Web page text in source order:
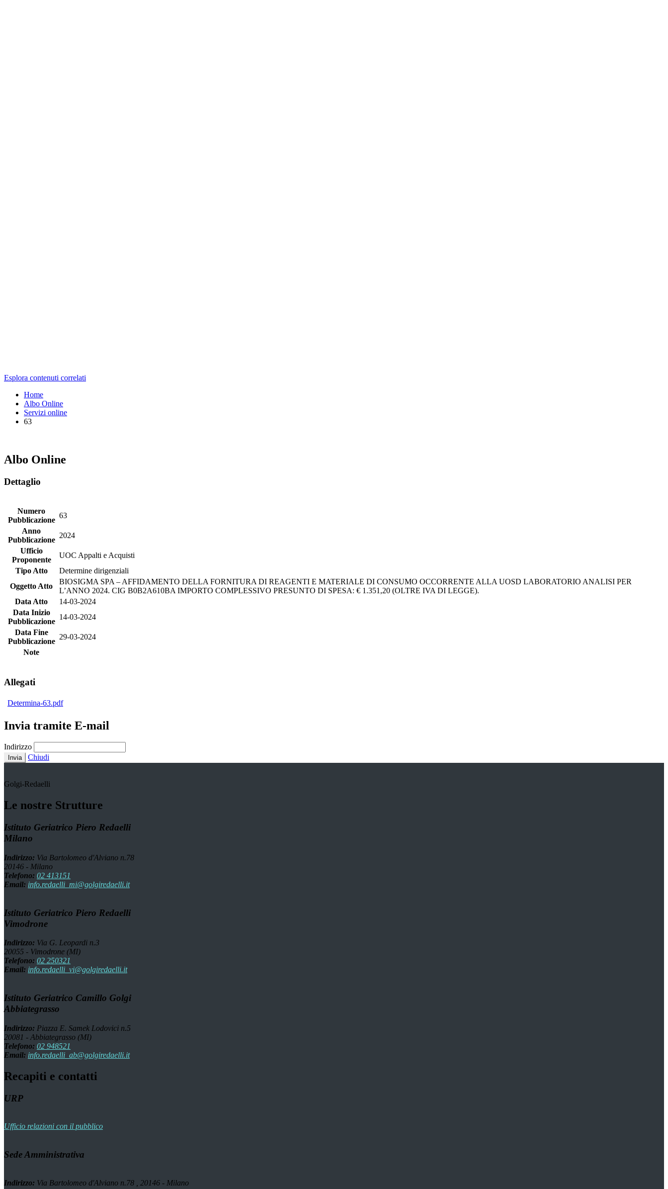
Esplora contenuti correlati
Home
Albo Online
Servizi online
63
Albo Online
Dettaglio
Numero
Pubblicazione
63
Anno
Pubblicazione
2024
Ufficio
Proponente
UOC Appalti e Acquisti
Tipo Atto
Determine dirigenziali
Oggetto Atto
BIOSIGMA SPA – AFFIDAMENTO DELLA FORNITURA DI REAGENTI E MATERIALE DI CONSUMO OCCORRENTE ALLA UOSD LABORATORIO ANALISI PER
L’ANNO 2024. CIG B0B2A610BA IMPORTO COMPLESSIVO PRESUNTO DI SPESA: € 1.351,20 (OLTRE IVA DI LEGGE).
Data Atto
14-03-2024
Data Inizio
Pubblicazione
14-03-2024
Data Fine
Pubblicazione
29-03-2024
Note
Allegati
Determina-63.pdf
Invia tramite E-mail
Indirizzo
Invia Chiudi
Golgi-Redaelli
Le nostre Strutture
Istituto Geriatrico Piero Redaelli
Milano
Indirizzo: Via Bartolomeo d'Alviano n.78
20146 - Milano
Telefono: 02 413151
Email: info.redaelli_mi@golgiredaelli.it
Istituto Geriatrico Piero Redaelli
Vimodrone
Indirizzo: Via G. Leopardi n.3
20055 - Vimodrone (MI)
Telefono: 02 250321
Email: info.redaelli_vi@golgiredaelli.it
Istituto Geriatrico Camillo Golgi
Abbiategrasso
Indirizzo: Piazza E. Samek Lodovici n.5
20081 - Abbiategrasso (MI)
Telefono: 02 948521
Email: info.redaelli_ab@golgiredaelli.it
Recapiti e contatti
URP
Ufficio relazioni con il pubblico
Sede Amministrativa
Indirizzo: Via Bartolomeo d'Alviano n.78 , 20146 - Milano